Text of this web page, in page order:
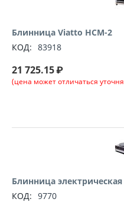
Блинница Viatto HCM-2
КОД: 83918
21 725.15₽
(цена может отличаться
Блинница электрическая
КОД: 9770